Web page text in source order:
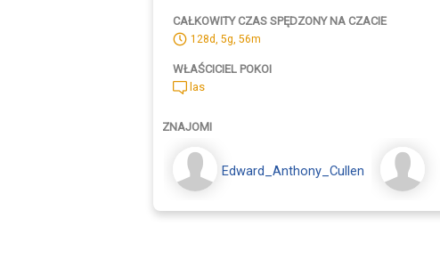
CAŁKOWITY CZAS SPĘDZONY NA CZACIE
128d, 5g, 56m
WŁAŚCICIEL POKOI
las
ZNAJOMI
Edward_Anthony_Cullen